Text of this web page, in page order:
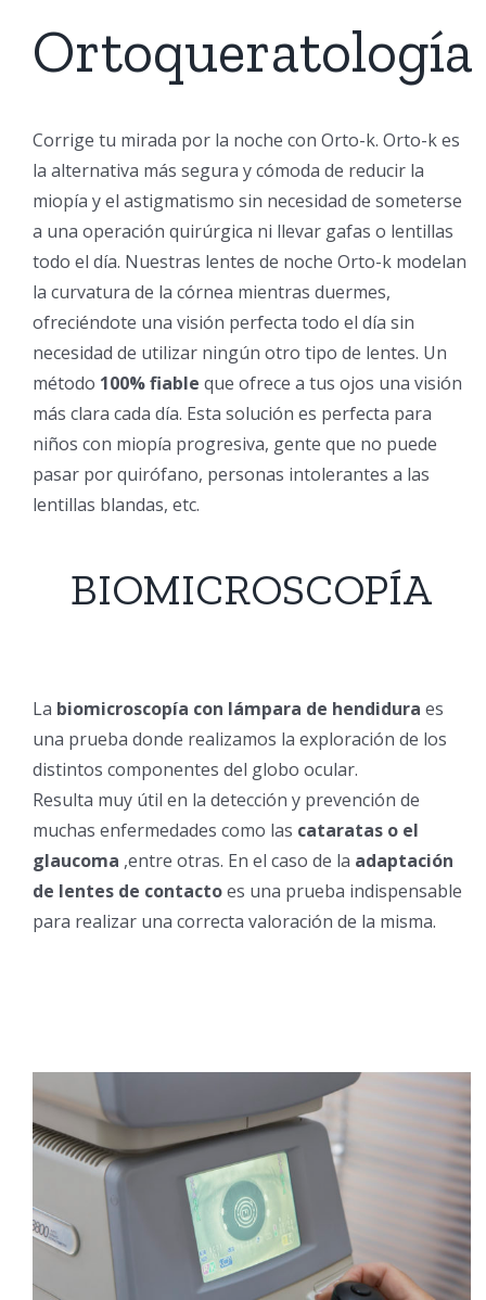
Ortoqueratología
Corrige tu mirada por la noche con Orto-k. Orto-k es
la alternativa más segura y cómoda de reducir la
miopía y el astigmatismo sin necesidad de someterse
a una operación quirúrgica ni llevar gafas o lentillas
todo el día. Nuestras lentes de noche Orto-k modelan
la curvatura de la córnea mientras duermes,
ofreciéndote una visión perfecta todo el día sin
necesidad de utilizar ningún otro tipo de lentes. Un
método 100% fiable que ofrece a tus ojos una visión
más clara cada día. Esta solución es perfecta para
niños con miopía progresiva, gente que no puede
pasar por quirófano, personas intolerantes a las
lentillas blandas, etc.
BIOMICROSCOPÍA
La biomicroscopía con lámpara de hendidura es
una prueba donde realizamos la exploración de los
distintos componentes del globo ocular.
Resulta muy útil en la detección y prevención de
muchas enfermedades como las cataratas o el
glaucoma ,entre otras. En el caso de la adaptación
de lentes de contactoes una prueba indispensable
para realizar una correcta valoración de la misma.